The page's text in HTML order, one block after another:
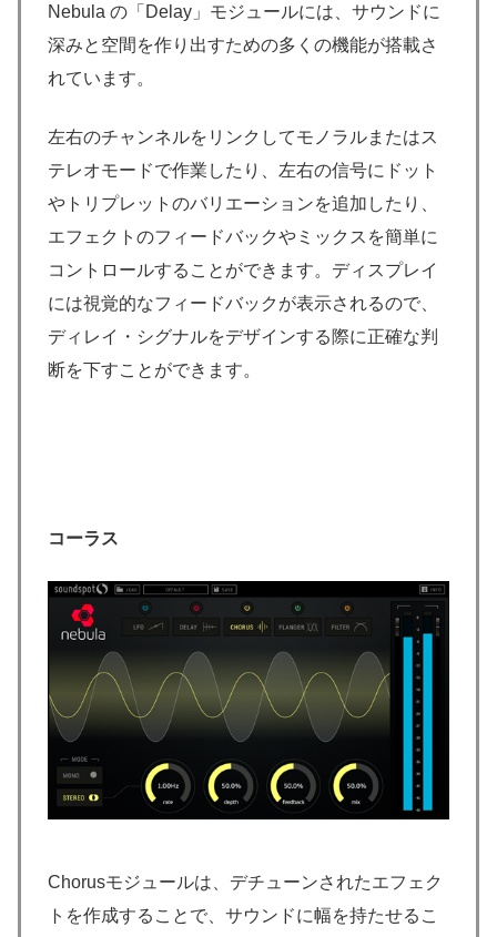
Nebula の「Delay」モジュールには、サウンドに
深みと空間を作り出すための多くの機能が搭載さ
れています。
左右のチャンネルをリンクしてモノラルまたはス
テレオモードで作業したり、左右の信号にドット
やトリプレットのバリエーションを追加したり、
エフェクトのフィードバックやミックスを簡単に
コントロールすることができます。ディスプレイ
には視覚的なフィードバックが表示されるので、
ディレイ・シグナルをデザインする際に正確な判
断を下すことができます。
コーラス
Chorusモジュールは、デチューンされたエフェク
トを作成することで、サウンドに幅を持たせるこ